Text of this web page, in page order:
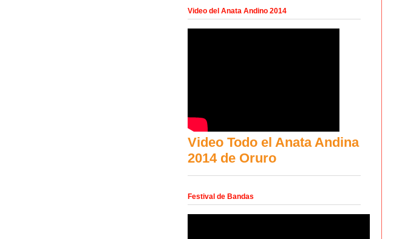
Video del Anata Andino 2014
Video Todo el Anata Andina
2014 de Oruro
Festival de Bandas